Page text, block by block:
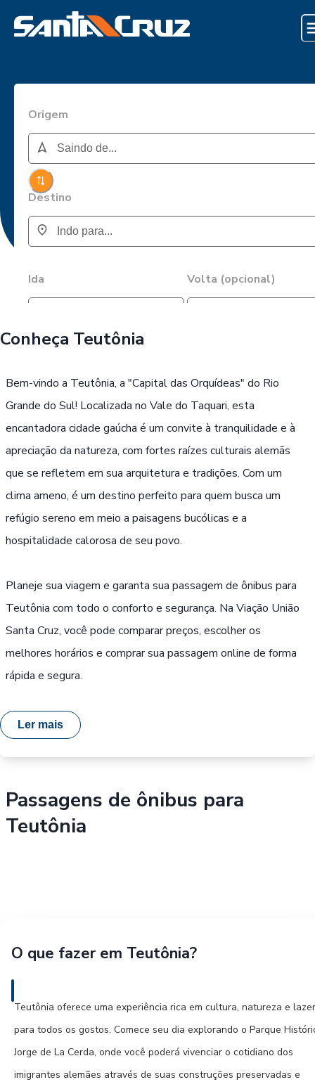
Origem
Destino
Ida Volta (opcional)
Conheça Teutônia
Bem-vindo a Teutônia, a "Capital das Orquídeas" do Rio
Grande do Sul! Localizada no Vale do Taquari, esta
encantadora cidade gaúcha é um convite à tranquilidade e à
apreciação da natureza, com fortes raízes culturais alemãs
que se refletem em sua arquitetura e tradições. Com um
clima ameno, é um destino perfeito para quem busca um
refúgio sereno em meio a paisagens bucólicas e a
hospitalidade calorosa de seu povo.
Planeje sua viagem e garanta sua passagem de ônibus para
Teutônia com todo o conforto e segurança. Na Viação União
Santa Cruz, você pode comparar preços, escolher os
melhores horários e comprar sua passagem online de forma
rápida e segura.
Ler mais
Passagens de ônibus para
Teutônia
O que fazer em Teutônia?
Teutônia oferece uma experiência rica em cultura, natureza e lazer
para todos os gostos. Comece seu dia explorando o Parque
Jorge de La Cerda, onde você poderá vivenciar o cotidiano dos
imigrantes alemães através de suas construções preservadas e